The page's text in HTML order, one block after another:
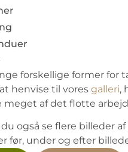
forskellige former for
henvise til vores galleri,
af det flotte
også se flere billeder
før, under og efter